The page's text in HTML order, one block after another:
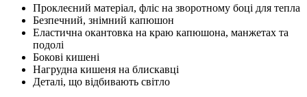
Проклеєний матеріал, фліс на зворотному боці для тепла
Безпечний, знімний капюшон
Еластична окантовка на краю капюшона, манжетах та
подолі
Бокові кишені
Нагрудна кишеня на блискавці
Деталі, що відбивають світло